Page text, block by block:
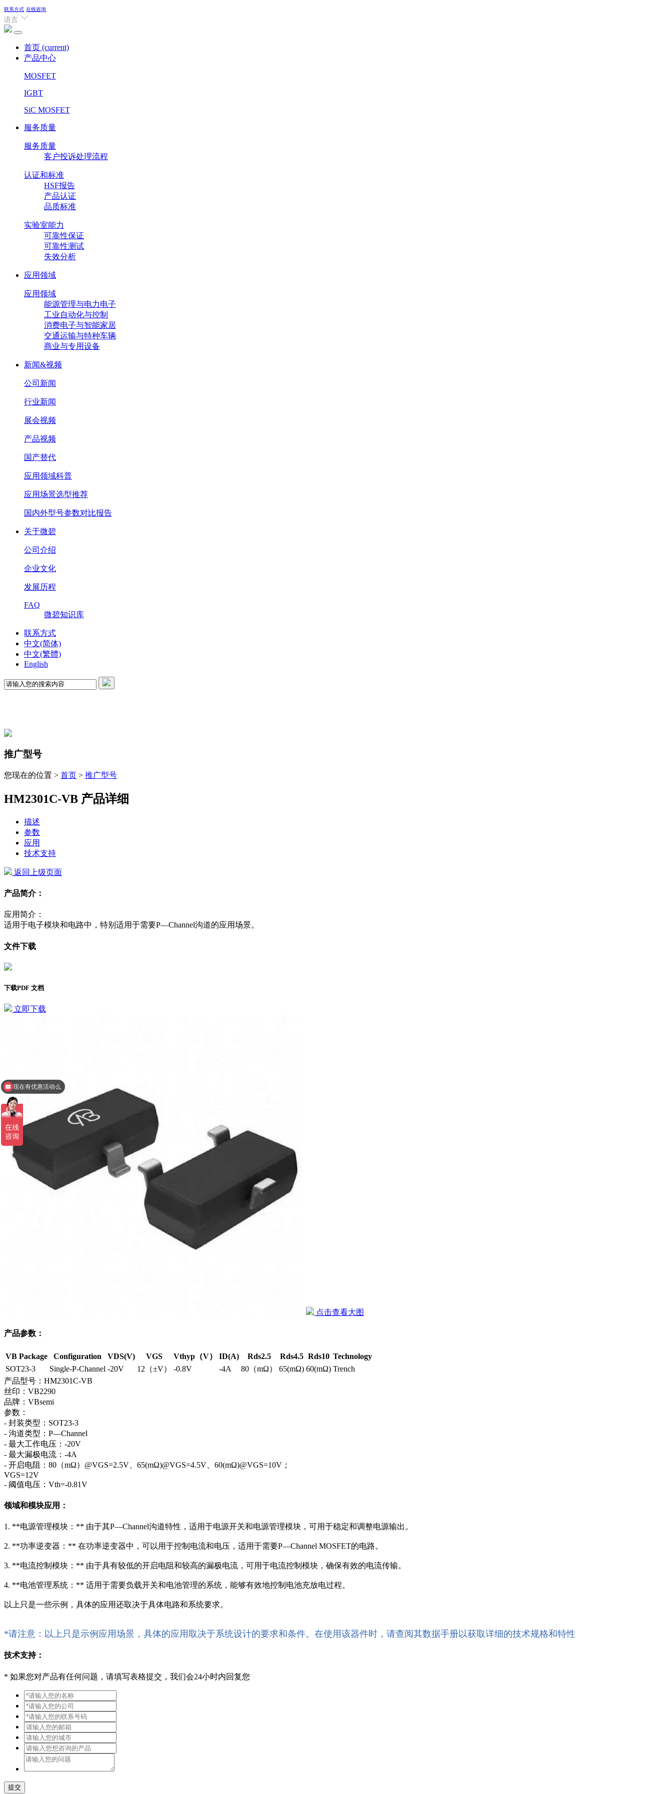
联系方式 在线咨询
语言
首页 (current)
产品中心
MOSFET
IGBT
SiC MOSFET
服务质量
服务质量
客户投诉处理流程
认证和标准
HSF报告
产品认证
品质标准
实验室能力
可靠性保证
可靠性测试
失效分析
应用领域
应用领域
能源管理与电力电子
工业自动化与控制
消费电子与智能家居
交通运输与特种车辆
商业与专用设备
新闻&视频
公司新闻
行业新闻
展会视频
产品视频
国产替代
应用领域科普
应用场景选型推荐
国内外型号参数对比报告
关于微碧
公司介绍
企业文化
发展历程
FAQ
微碧知识库
联系方式
中文(简体)
中文(繁體)
English
推广型号
您现在的位置 > 首页 > 推广型号
HM2301C-VB 产品详细
描述
参数
应用
技术支持
返回上级页面
产品简介：
应用简介：
适用于电子模块和电路中，特别适用于需要P—Channel沟道的应用场景。
文件下载
下载PDF 文档
立即下载
点击查看大图
产品参数：
VB Package Configuration VDS(V) VGS Vthyp（V） ID(A) Rds2.5 Rds4.5 Rds10 Technology
SOT23-3
Single-P-Channel -20V 12（±V） -0.8V -4A 80（mΩ） 65(mΩ) 60(mΩ) Trench
产品型号：HM2301C-VB
丝印：VB2290
品牌：VBsemi
参数：
- 封装类型：SOT23-3
- 沟道类型：P—Channel
- 最大工作电压：-20V
- 最大漏极电流：-4A
- 开启电阻：80（mΩ）@VGS=2.5V、65(mΩ)@VGS=4.5V、60(mΩ)@VGS=10V；
VGS=12V
- 阈值电压：Vth=-0.81V
领域和模块应用：
1. **电源管理模块：** 由于其P—Channel沟道特性，适用于电源开关和电源管理模块，可用于稳定和调整电源输出。
2. **功率逆变器：** 在功率逆变器中，可以用于控制电流和电压，适用于需要P—Channel MOSFET的电路。
3. **电流控制模块：** 由于具有较低的开启电阻和较高的漏极电流，可用于电流控制模块，确保有效的电流传输。
4. **电池管理系统：** 适用于需要负载开关和电池管理的系统，能够有效地控制电池充放电过程。
以上只是一些示例，具体的应用还取决于具体电路和系统要求。
*请注意：以上只是示例应用场景，具体的应用取决于系统设计的要求和条件。在使用该器件时，请查阅其数据手册以获取详细的技术规格和特性
技术支持：
* 如果您对产品有任何问题，请填写表格提交，我们会24小时内回复您
提交
查询相关型号报价